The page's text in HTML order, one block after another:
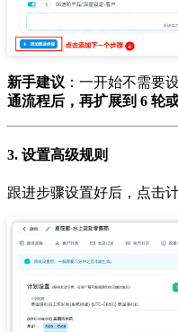
新手建议 ：一开始不需要
通流程后，再扩展到 6 轮
3. 设置高级规则
跟进步骤设置好后，点击